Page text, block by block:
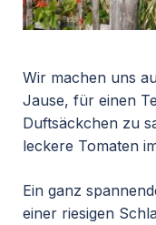
Wir machen uns
Jause, für einen
Duftsäckchen zu
leckere Tomaten
Ein ganz
einer riesigen